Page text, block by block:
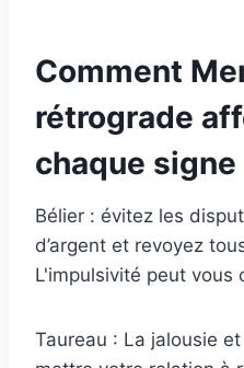
Comment
rétrograde
chaque
Bélier : évitez les
d’argent et revoyez
L'impulsivité peut vous
Taureau : La jalousie